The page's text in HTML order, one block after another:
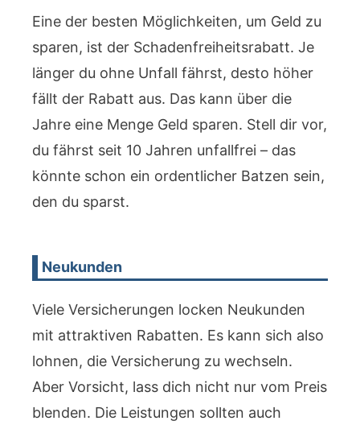
Eine der besten Möglichkeiten, um Geld zu
sparen, ist der Schadenfreiheitsrabatt. Je
länger du ohne Unfall fährst, desto höher
fällt der Rabatt aus. Das kann über die
Jahre eine Menge Geld sparen. Stell dir vor,
du fährst seit 10 Jahren unfallfrei – das
könnte schon ein ordentlicher Batzen sein,
den du sparst.
Neukunden
Viele Versicherungen locken Neukunden
mit attraktiven Rabatten. Es kann sich also
lohnen, die Versicherung zu wechseln.
Aber Vorsicht, lass dich nicht nur vom Preis
blenden. Die Leistungen sollten auch